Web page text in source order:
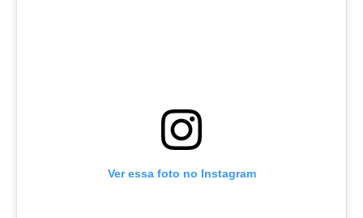
Ver essa foto no Instagram